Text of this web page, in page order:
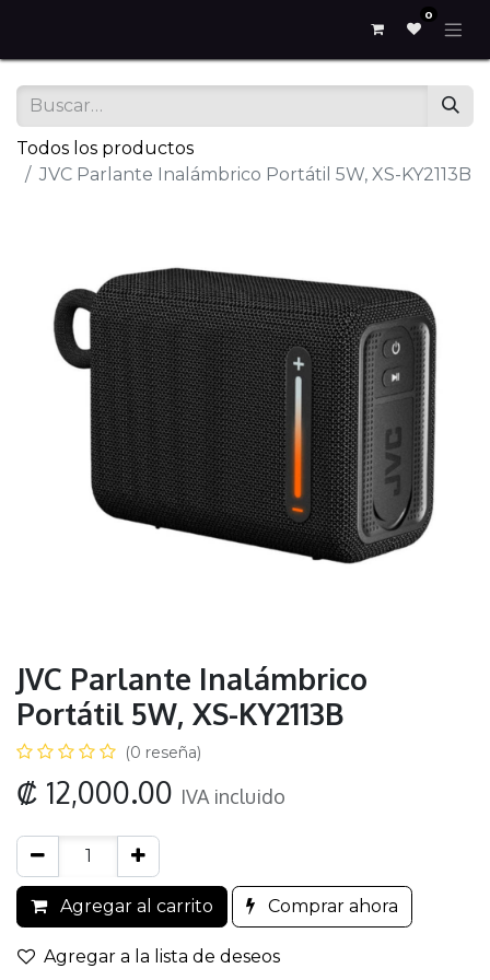
0
Todos los productos
JVC Parlante Inalámbrico Portátil 5W, XS-KY2113B
JVC Parlante Inalámbrico
Portátil 5W, XS-KY2113B
(0 reseña)
₡ 12,000.00 IVA incluido
Agregar al carrito Comprar ahora
Agregar a la lista de deseos